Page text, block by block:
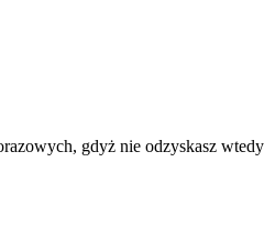
gdyż nie odzyskasz wtedy